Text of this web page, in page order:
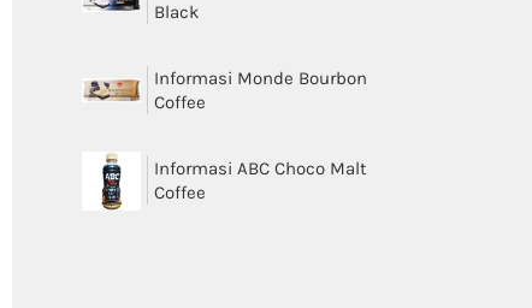
Black
Informasi Monde Bourbon
Coffee
Informasi ABC Choco Malt
Coffee